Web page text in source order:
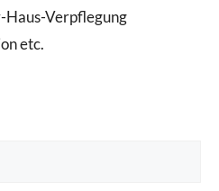
Verpflegung
etc.